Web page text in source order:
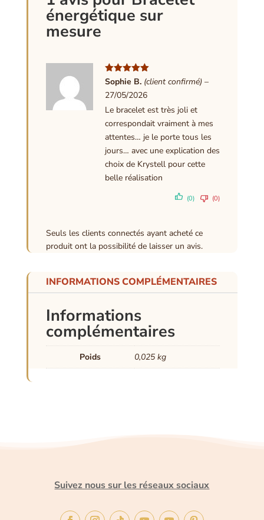
énergétique sur
mesure
Note5sur
Sophie B. (client confirmé) –
27/05/2026
Le bracelet est très joli et
correspondait vraiment à mes
attentes… je le porte tous les
jours… avec une explication des
choix de Krystell pour cette
belle réalisation
(0) (0)
Seuls les clients connectés ayant acheté ce
produit ont la possibilité de laisser un avis.
INFORMATIONS COMPLÉMENTAIRES
Informations
complémentaires
Poids 0,025 kg
Suivez nous sur les réseaux sociaux